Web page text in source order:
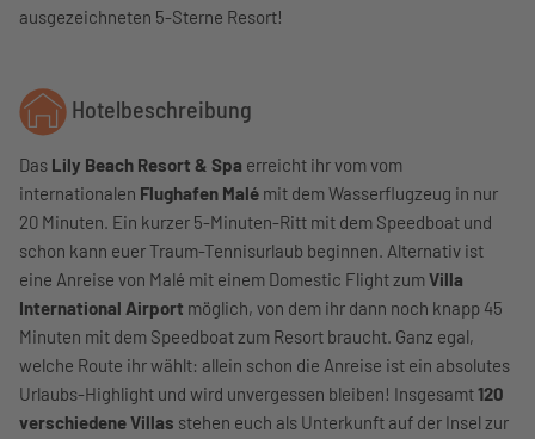
ausgezeichneten 5-Sterne Resort!
Hotelbeschreibung
Das Lily Beach Resort & Spa erreicht ihr vom vom
internationalen Flughafen Malé mit dem Wasserflugzeug in nur
20 Minuten. Ein kurzer 5-Minuten-Ritt mit dem Speedboat und
schon kann euer Traum-Tennisurlaub beginnen. Alternativ ist
eine Anreise von Malé mit einem Domestic Flight zumVilla
International Airport möglich, von dem ihr dann noch knapp 45
Minuten mit dem Speedboat zum Resort braucht. Ganz egal,
welche Route ihr wählt: allein schon die Anreise ist ein absolutes
Urlaubs-Highlight und wird unvergessen bleiben! Insgesamt120
verschiedene Villas stehen euch als Unterkunft auf der Insel zur